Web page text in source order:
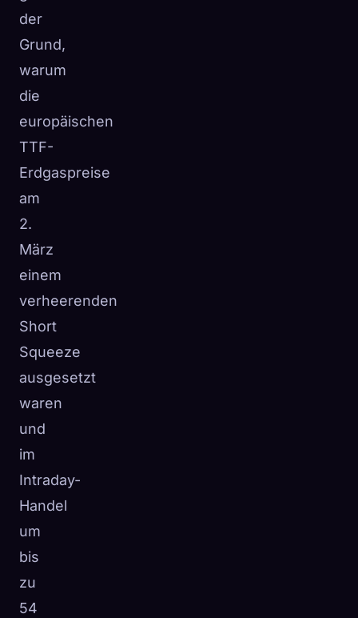
der
Grund,
warum
die
europäischen
TTF-
Erdgaspreise
am
2.
März
einem
verheerenden
Short
Squeeze
ausgesetzt
waren
und
im
Intraday-
Handel
um
bis
zu
54